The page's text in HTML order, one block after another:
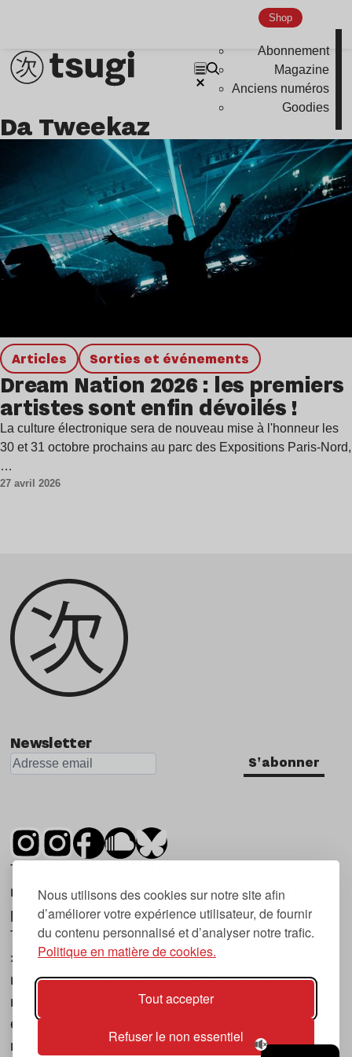
Nous utilisons des cookies sur notre site afin
d’améliorer votre expérience utilisateur, de fournir
du contenu personnalisé et d’analyser notre trafic.
Politique en matière de cookies.
Tout accepter
Refuser le non essentiel
Shop
Abonnement
Magazine
Anciens numéros
Goodies
Indie
Da Tweekaz
Articles Sorties et événements
Dream Nation 2026 : les premiers
artistes sont enfin dévoilés !
La culture électronique sera de nouveau mise à l'honneur les
30 et 31 octobre prochains au parc des Expositions Paris-Nord,
…
27 avril 2026
Newsletter
S'abonner
Tsugi est un mensuel indépendant sur la
musique et les nouvelles tendances, dont la
première parution date de 2007.
Tsugi en japonais signifie « prochain », « suivant
», ce qui correspond à la thématique du
magazine, à l’affût des nouvelles tendances
musicales, qu’elles viennent de la musique
électronique, du rock ou du hip hop, et des
nouveaux phénomènes de société liés à la